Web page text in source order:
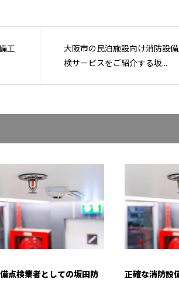
工
大阪市の民泊施設向け消防設
検サービスをご紹介する坂...
点検業者としての坂田防
正確な消防設